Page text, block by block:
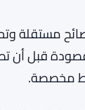
مدخلاتها
الشامل
نقطة
من